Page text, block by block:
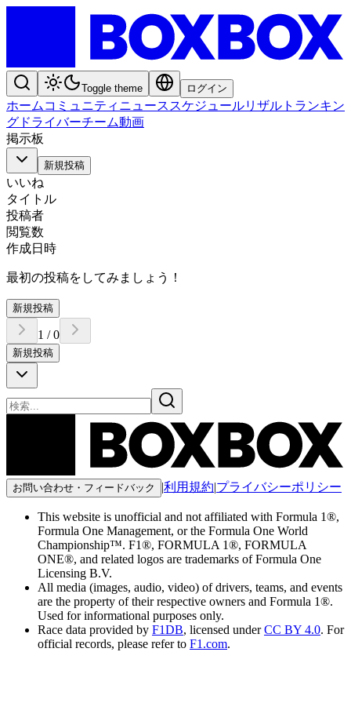
Toggle theme ログイン
ホーム コミュニティ ニュース スケジュールリザルト ランキン
グ ドライバーチーム動画
掲示板
新規投稿
いいね
タイトル
投稿者
閲覧数
作成日時
最初の投稿をしてみましょう！
新規投稿
1 /0
新規投稿
お問い合わせ・フィードバック |利用規約|プライバシーポリシー
This website is unofficial and not affiliated with Formula 1®,
Formula One Management, or the Formula One World
Championship™. F1®, FORMULA 1®, FORMULA
ONE®, and related logos are trademarks of Formula One
Licensing B.V.
All media (images, audio, video) of drivers, teams, and events
are the property of their respective owners and Formula 1®.
Used for informational purposes only.
Race data provided by F1DB, licensed under CC BY 4.0. For
official records, please refer to F1.com.